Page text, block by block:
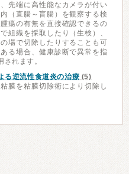
先端に高性能なカメラが付い
（直腸～盲腸）を観察する検
瘍の有無を直接確認できるの
組織を採取したり（生検）、
場で切除したりすることも可
る場合、健康診断で異常を指
れます。
る逆流性食道炎の治療 (5)
膜を粘膜切除術により切除し